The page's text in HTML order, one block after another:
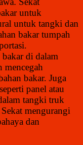
untuk
untuk tangki dan
bakar tumpah
bakar di dalam
mencegah
bakar. Juga
panel atau
tangki truk
mengurangi
dan